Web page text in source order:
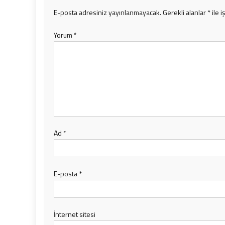
E-posta adresiniz yayınlanmayacak.Gerekli alanlar*ile
Yorum *
Ad *
E-posta*
İnternet sitesi